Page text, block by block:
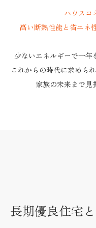
ハウスコ
高い断熱性能と省エネ
少ないエネルギーで一年
これからの時代に求めら
家族の未来まで見
長期優良住宅